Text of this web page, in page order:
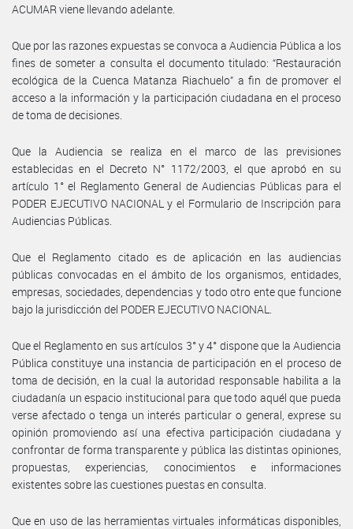
ACUMAR viene llevando adelante.
Que por las razones expuestas se convoca a Audiencia Pública a los
fines de someter a consulta el documento titulado: “Restauración
ecológica de la Cuenca Matanza Riachuelo” a fin de promover el
acceso a la información y la participación ciudadana en el proceso
de toma de decisiones.
Que la Audiencia se realiza en el marco de las previsiones
establecidas en el Decreto N° 1172/2003, el que aprobó en su
artículo 1° el Reglamento General de Audiencias Públicas para el
PODER EJECUTIVO NACIONAL y el Formulario de Inscripción para
Audiencias Públicas.
Que el Reglamento citado es de aplicación en las audiencias
públicas convocadas en el ámbito de los organismos, entidades,
empresas, sociedades, dependencias y todo otro ente que funcione
bajo la jurisdicción del PODER EJECUTIVO NACIONAL.
Que el Reglamento en sus artículos 3° y 4° dispone que la Audiencia
Pública constituye una instancia de participación en el proceso de
toma de decisión, en la cual la autoridad responsable habilita a la
ciudadanía un espacio institucional para que todo aquél que pueda
verse afectado o tenga un interés particular o general, exprese su
opinión promoviendo así una efectiva participación ciudadana y
confrontar de forma transparente y pública las distintas opiniones,
propuestas, experiencias, conocimientos e informaciones
existentes sobre las cuestiones puestas en consulta.
Que en uso de las herramientas virtuales informáticas disponibles,